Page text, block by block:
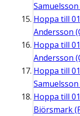
Hoppa till
Andersson
Hoppa till
Andersson
Hoppa till
Hoppa till
Biörsmark